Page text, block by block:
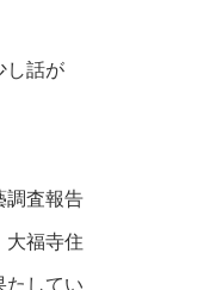
し話が
調査報告
大福寺住
たしてい